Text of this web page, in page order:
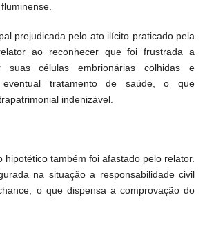
prejudicada pelo ato ilícito praticado pela
ao reconhecer que foi frustrada a
células embrionárias colhidas e
eventual tratamento de saúde, o que
indenizável.
hipotético também foi afastado pelo relator.
na situação a responsabilidade civil
o que dispensa a comprovação do